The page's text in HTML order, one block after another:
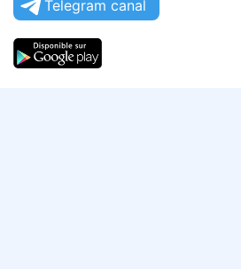
Telegram canal